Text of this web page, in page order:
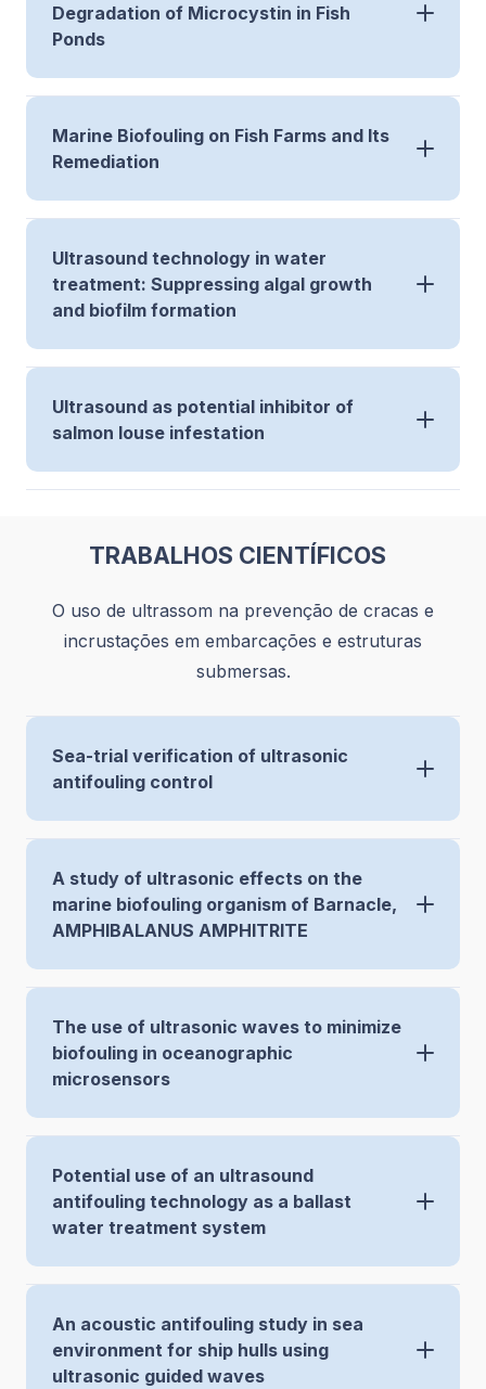
Degradation of Microcystin in Fish
Ponds
Marine Biofouling on Fish Farms and Its
Remediation
Ultrasound technology in water
treatment: Suppressing algal growth
and biofilm formation
Ultrasound as potential inhibitor of
salmon louse infestation
TRABALHOS CIENTÍFICOS
O uso de ultrassom na prevenção de cracas e
incrustações em embarcações e estruturas
submersas.
Sea-trial verification of ultrasonic
antifouling control
A study of ultrasonic effects on the
marine biofouling organism of Barnacle,
AMPHIBALANUS AMPHITRITE
The use of ultrasonic waves to minimize
biofouling in oceanographic
microsensors
Potential use of an ultrasound
antifouling technology as a ballast
water treatment system
An acoustic antifouling study in sea
environment for ship hulls using
ultrasonic guided waves